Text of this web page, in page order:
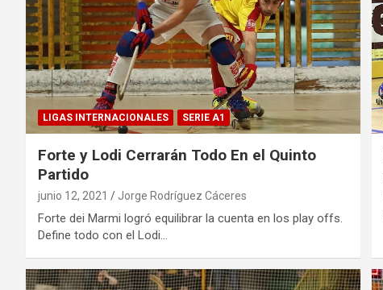
LIGAS INTERNACIONALES SERIE A1
Forte y Lodi Cerrarán Todo En el Quinto
Partido
junio 12, 2021 Jorge Rodríguez Cáceres
Forte dei Marmi logró equilibrar la cuenta en los play offs.
Define todo con el Lodi…